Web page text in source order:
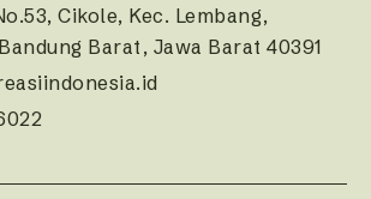
Cikole, Kec. Lembang,
Barat, Jawa Barat 40391